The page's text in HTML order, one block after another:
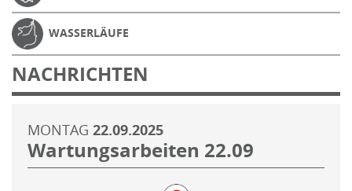
WASSERLÄUFE
NACHRICHTEN
MONTAG 22.09.2025
Wartungsarbeiten 22.09